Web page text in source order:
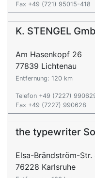
Fax +49 (721) 95015-418
K. STENGEL
Am Hasenkopf 26
77839 Lichtenau
Entfernung: 120 km
Telefon +49 (7227)
Fax +49 (7227) 990628
the typewriter
Elsa-Brändström-Str.
76228 Karlsruhe